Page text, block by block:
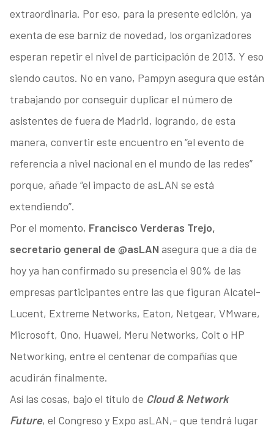
extraordinaria. Por eso, para la presente edición, ya
exenta de ese barniz de novedad, los organizadores
esperan repetir el nivel de participación de 2013. Y eso
siendo cautos. No en vano, Pampyn asegura que están
trabajando por conseguir duplicar el número de
asistentes de fuera de Madrid, logrando, de esta
manera, convertir este encuentro en “el evento de
referencia a nivel nacional en el mundo de las redes”
porque, añade “el impacto de asLAN se está
extendiendo”.
Por el momento, Francisco Verderas Trejo,
secretario general de @asLAN asegura que a día de
hoy ya han confirmado su presencia el 90% de las
empresas participantes entre las que figuran Alcatel-
Lucent, Extreme Networks, Eaton, Netgear, VMware,
Microsoft, Ono, Huawei, Meru Networks, Colt o HP
Networking, entre el centenar de compañías que
acudirán finalmente.
Así las cosas, bajo el título de Cloud & Network
Future, el Congreso y Expo asLAN,- que tendrá lugar